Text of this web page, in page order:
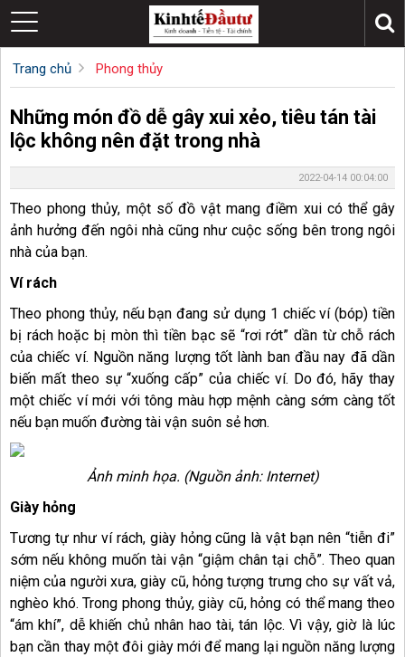
Trang chủ Phong thủy
Những món đồ dễ gây xui xẻo, tiêu tán tài
lộc không nên đặt trong nhà
2022-04-14 00:04:00
Theo phong thủy, một số đồ vật mang điềm xui có thể gây
ảnh hưởng đến ngôi nhà cũng như cuộc sống bên trong ngôi
nhà của bạn.
Ví rách
Theo phong thủy, nếu bạn đang sử dụng 1 chiếc ví (bóp) tiền
bị rách hoặc bị mòn thì tiền bạc sẽ “rơi rớt” dần từ chỗ rách
của chiếc ví. Nguồn năng lượng tốt lành ban đầu nay đã dần
biến mất theo sự “xuống cấp” của chiếc ví. Do đó, hãy thay
một chiếc ví mới với tông màu hợp mệnh càng sớm càng tốt
nếu bạn muốn đường tài vận suôn sẻ hơn.
Ảnh minh họa. (Nguồn ảnh: Internet)
Giày hỏng
Tương tự như ví rách, giày hỏng cũng là vật bạn nên “tiễn đi”
sớm nếu không muốn tài vận “giậm chân tại chỗ”. Theo quan
niệm của người xưa, giày cũ, hỏng tượng trưng cho sự vất vả,
nghèo khó. Trong phong thủy, giày cũ, hỏng có thể mang theo
“ám khí”, dễ khiến chủ nhân hao tài, tán lộc. Vì vậy, giờ là lúc
bạn cần thay một đôi giày mới để mang lại nguồn năng lượng